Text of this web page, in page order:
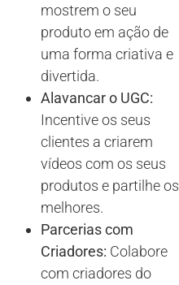
mostrem o seu
produto em ação de
uma forma criativa e
divertida.
Alavancar o UGC:
Incentive os seus
clientes a criarem
vídeos com os seus
produtos e partilhe os
melhores.
Parcerias com
Criadores: Colabore
com criadores do